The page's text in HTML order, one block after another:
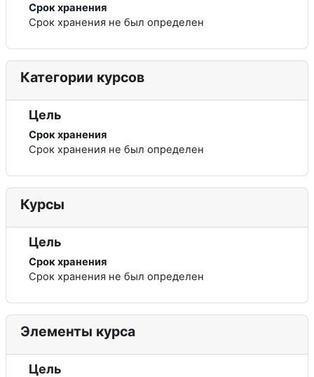
Срок хранения
Срок хранения не был определен
Категории курсов
Цель
Срок хранения
Срок хранения не был определен
Курсы
Цель
Срок хранения
Срок хранения не был определен
Элементы курса
Цель